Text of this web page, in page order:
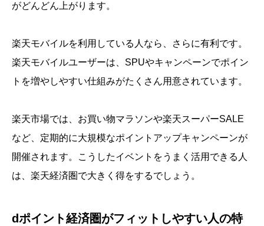
がどんどん上がります。
楽天モバイルを利用している人なら、さらに有利です。
楽天モバイルユーザーは、SPUやキャンペーンでポイン
トを増やしやすい仕組みがたくさん用意されています。
楽天市場では、お買い物マラソンや楽天スーパーSALE
など、定期的に大規模なポイントアップキャンペーンが
開催されます。こうしたイベントをうまく活用できる人
は、楽天経済圏で大きく得をするでしょう。
dポイント経済圏がフィットしやすい人の特